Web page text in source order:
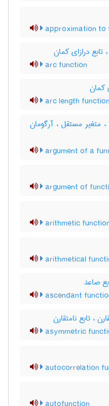
approximation to
درازای کمان
arc function
کمان
arc length function
متغیر مستقل ، آرگومان
argument of a
argument of
arithmetic
arithmetical
صاعد
ascendant
، تابع نامتقارن
asymmetric
autocorrelation